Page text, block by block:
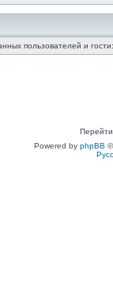
пользователей и
Powered by phpBB